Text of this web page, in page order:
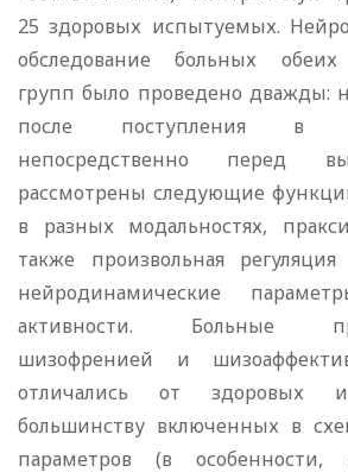
25 здоровых испытуемых.
обследование больных обеих
групп было проведено дважды:
после поступления в
непосредственно перед
рассмотрены следующие
в разных модальностях,
также произвольная
нейродинамические
активности. Больные
шизофренией и
отличались от здоровых
большинству включенных в
параметров (в особенности,